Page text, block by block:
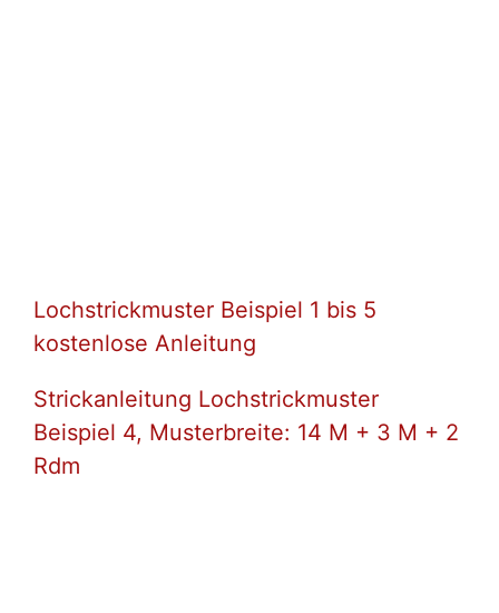
Lochstrickmuster Beispiel 1 bis 5
kostenlose Anleitung
Strickanleitung Lochstrickmuster
Beispiel 4, Musterbreite: 14 M + 3 M + 2
Rdm